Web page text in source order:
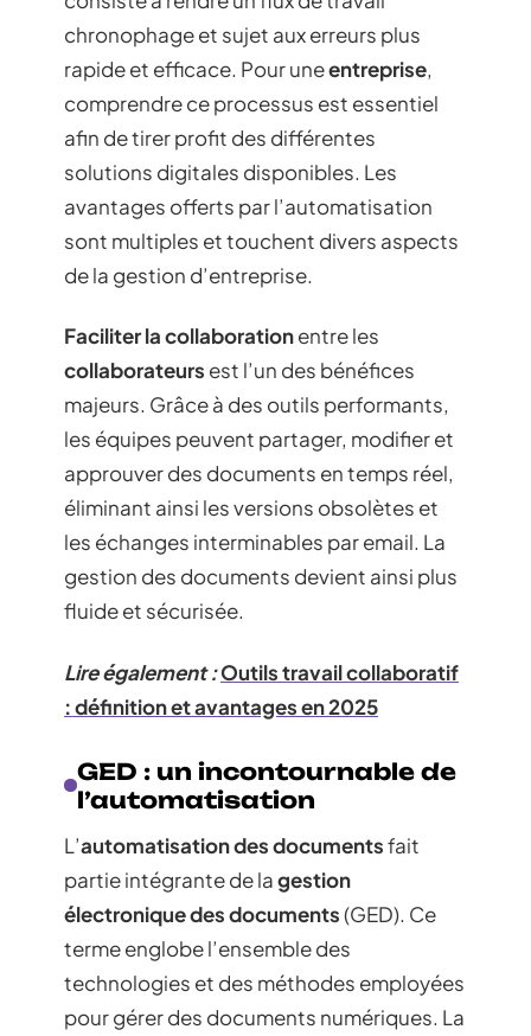
chronophage et sujet aux erreurs plus
rapide et efficace. Pour uneentreprise,
comprendre ce processus est essentiel
afin de tirer profit des différentes
solutions digitales disponibles. Les
avantages offerts par l’automatisation
sont multiples et touchent divers aspects
de la gestion d’entreprise.
Faciliter la collaborationentre les
collaborateurs est l’un des bénéfices
majeurs. Grâce à des outils performants,
les équipes peuvent partager, modifier et
approuver des documents en temps réel,
éliminant ainsi les versions obsolètes et
les échanges interminables par email. La
gestion des documents devient ainsi plus
fluide et sécurisée.
Lire également :Outils travail collaboratif
: définition et avantages en 2025
GED : un incontournable de
l’automatisation
L’automatisation des documentsfait
partie intégrante de lagestion
électronique des documents(GED). Ce
terme englobe l’ensemble des
technologies et des méthodes employées
pour gérer des documents numériques. La